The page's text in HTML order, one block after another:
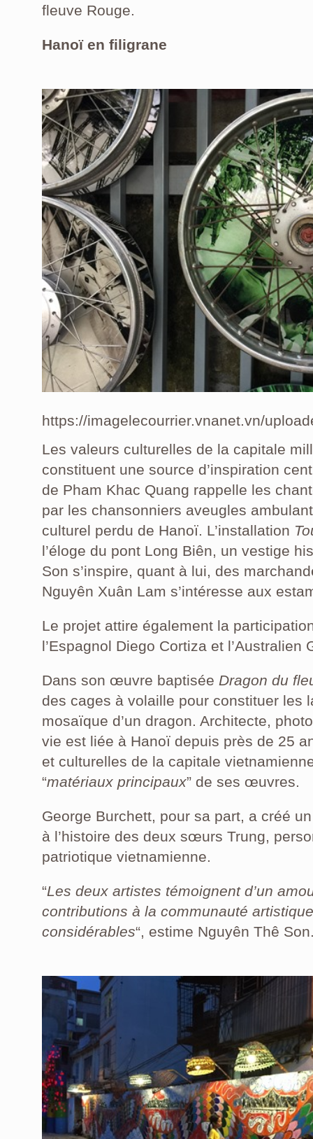
fleuve Rouge.
Hanoï en filigrane
https://imagelecourrier.vnanet.vn/
Les valeurs culturelles de la capitale
constituent une source d’inspiration
de Pham Khac Quang rappelle les
par les chansonniers aveugles
culturel perdu de Hanoï. L’installation
l’éloge du pont Long Biên, un vestige
Son s’inspire, quant à lui, des
Nguyên Xuân Lam s’intéresse aux
Le projet attire également la
l’Espagnol Diego Cortiza et l’Australien
Dans son œuvre baptisée Dragon du
des cages à volaille pour constituer les
mosaïque d’un dragon. Architecte,
vie est liée à Hanoï depuis près de 25
et culturelles de la capitale
“matériaux principaux” de ses œuvres.
George Burchett, pour sa part, a créé
à l’histoire des deux sœurs Trung,
patriotique vietnamienne.
“Les deux artistes témoignent d’un
contributions à la communauté
considérables“, estime Nguyên Thê